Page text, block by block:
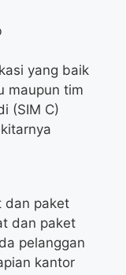
yang baik
maupun tim
(SIM C)
dan paket
dan paket
pelanggan
kantor